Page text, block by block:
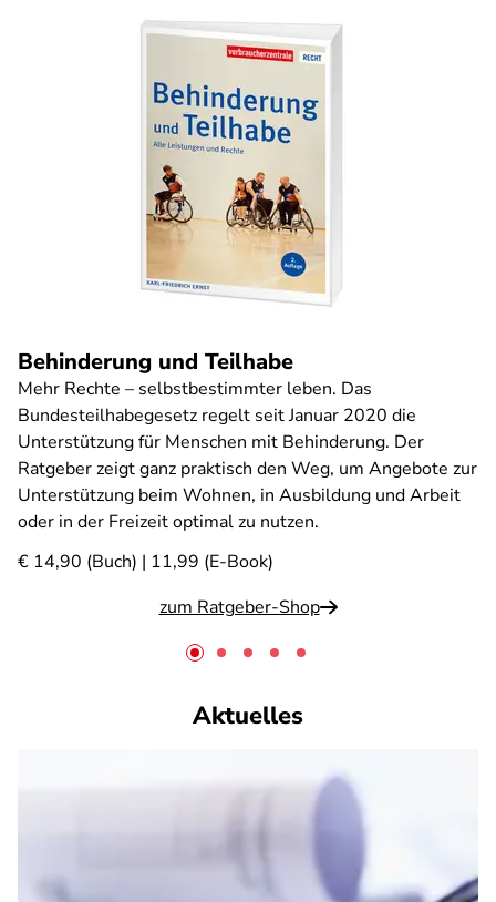
Behinderung und Teilhabe
Mehr Rechte – selbstbestimmter leben. Das
Bundesteilhabegesetz regelt seit Januar 2020 die
Unterstützung für Menschen mit Behinderung. Der
Ratgeber zeigt ganz praktisch den Weg, um Angebote zur
Unterstützung beim Wohnen, in Ausbildung und Arbeit
oder in der Freizeit optimal zu nutzen.
€ 14,90 (Buch) | 11,99 (E-Book)
zum Ratgeber-Shop
Aktuelles